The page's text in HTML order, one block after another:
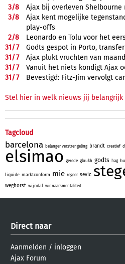
3/8
Ajax bij overleven
3/8
Ajax kent mogelijke
play-offs
2/8
Leonardo en Tolu voor het
31/7
Godts gespot in Porto,
31/7
Ajax plukt vruchten van
31/7
Vanuit het niets kondigt Ajax
31/7 Bevestigd: Fitz-Jim vervolgt
Stel hier in welk nieuws jij belangrijk
Tagcloud
barcelona belangenverstrengeling brandt creatief
elsimao gerede gloukh godts hag
liquide marktconform mie regeer sevic
weghorst wijndal winnaarsmentaliteit
Direct naar
Aanmelden / inloggen
Ajax Forum